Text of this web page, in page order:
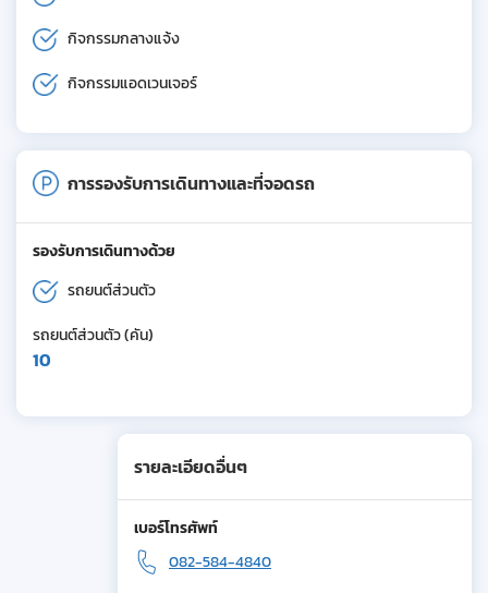
กิจกรรมกลางแจ้ง
กิจกรรมแอดเวนเจอร์
การรองรับการเดินทางและที่จอดรถ
รองรับการเดินทางด้วย
รถยนต์ส่วนตัว
รถยนต์ส่วนตัว (คัน)
10
รายละเอียดอื่นๆ
เบอร์โทรศัพท์
082-584-4840